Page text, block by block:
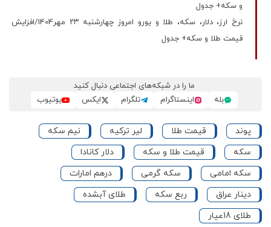
و سکه+ جدول
نرخ ارز، دلار، سکه، طلا و یورو امروز چهارشنبه ۲۳ مهر1404/افزایش
قیمت طلا و سکه+ جدول
ما را در شبکه‌های اجتماعی دنبال کنید
بله
اینستاگرام تلگرام ایکس یوتیوب
پوند قیمت طلا لیر ترکیه
نیم سکه
سکه
قیمت طلا و سکه
دلار کانادا
سکه امامی
سکه گرمی
درهم امارات
دینار عراق
ربع سکه
طلای آبشده
طلای 18عیار